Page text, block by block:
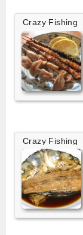
Crazy Fishing
Crazy Fishing